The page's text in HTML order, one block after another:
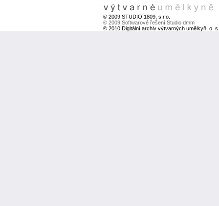
© 2009 STUDIO 1809, s.r.o.
© 2009 Softwarové řešení Studio dmm
© 2010 Digitální archiv výtvarných umělkyň, o. s.